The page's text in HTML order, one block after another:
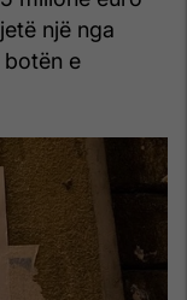
një nga
e